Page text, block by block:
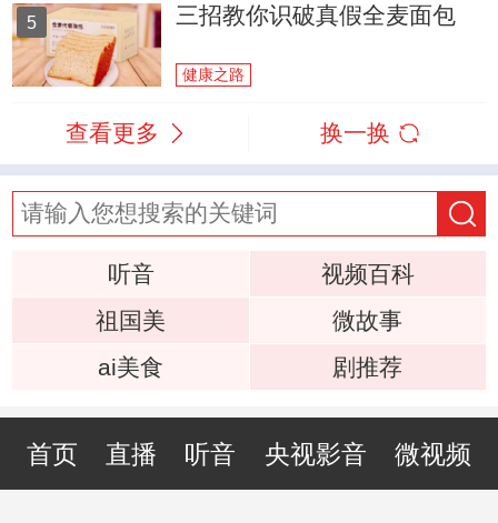
5 三招教你识破真假全麦面包
健康之路
查看更多 换一换
听音
视频百科
祖国美
微故事
ai美食
剧推荐
首页 直播 听音 央视影音 微视频